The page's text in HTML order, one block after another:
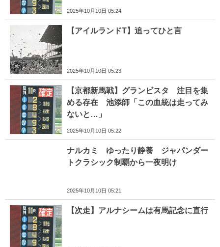
2025年10月10日 05:24
【アイルランドT】追ってひと言
2025年10月10日 05:23
【京都新馬戦】グランビスタ 注目を集
める存在 池添師「この血統は走ってみ
ないと…」
2025年10月10日 05:22
ナルカミ ゆったり静養 ジャパンダー
トクラシック制覇から一夜明け
2025年10月10日 05:21
【次走】アルナシームは有馬記念に直行